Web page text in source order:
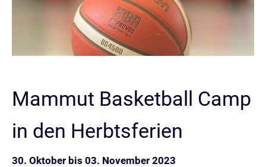
Mammut Basketball Camp
in den Herbtsferien
30. Oktober bis 03. November 2023